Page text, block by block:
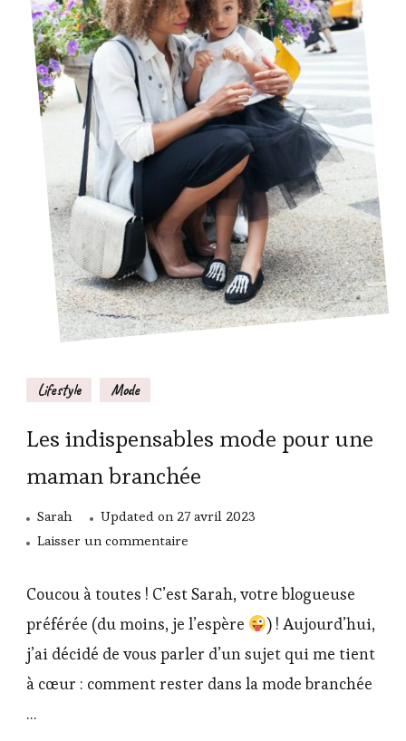
Lifestyle Mode
Les indispensables mode pour une
maman branchée
Sarah Updated on 27 avril 2023
Laisser un commentaire
indispensables
mode
pour
une
maman
Coucou à toutes ! C’est Sarah, votre blogueuse
préférée (du moins, je l’espère
) ! Aujourd’hui,
j’ai décidé de vous parler d’un sujet qui me tient
à cœur : comment rester dans la mode branchée
…